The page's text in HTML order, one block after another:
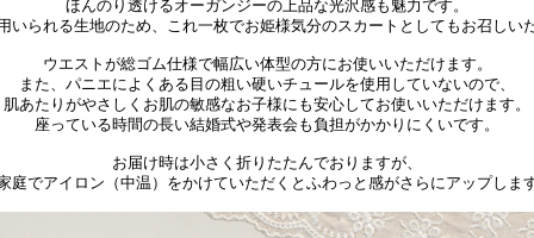
ほんのり透けるオーガンジーの上品な光沢感も魅力です。
いられる生地のため、これ一枚でお姫様気分のスカートとしてもお召しい
ウエストが総ゴム仕様で幅広い体型の方にお使いいただけます。
また、パニエによくある目の粗い硬いチュールを使用していないので、
肌あたりがやさしくお肌の敏感なお子様にも安心してお使いいただけます。
座っている時間の長い結婚式や発表会も負担がかかりにくいです。
お届け時は小さく折りたたんでおりますが、
庭でアイロン（中温）をかけていただくとふわっと感がさらにアップしま